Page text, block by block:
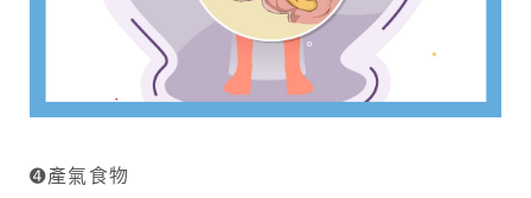
➍產氣食物